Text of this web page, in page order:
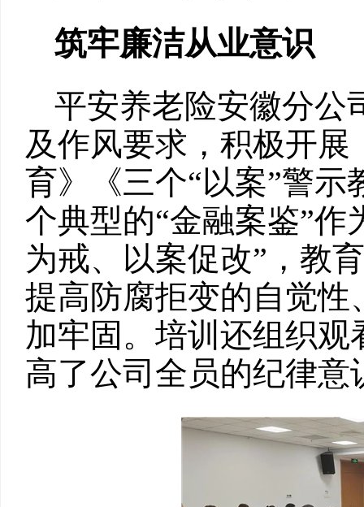
筑牢廉洁从业意识
平安养老险安徽分公
及作风要求，积极开
育》《三个“以案”警
个典型的“金融案鉴”
为戒、以案促改”，教
提高防腐拒变的自觉
加牢固。培训还组织
高了公司全员的纪律